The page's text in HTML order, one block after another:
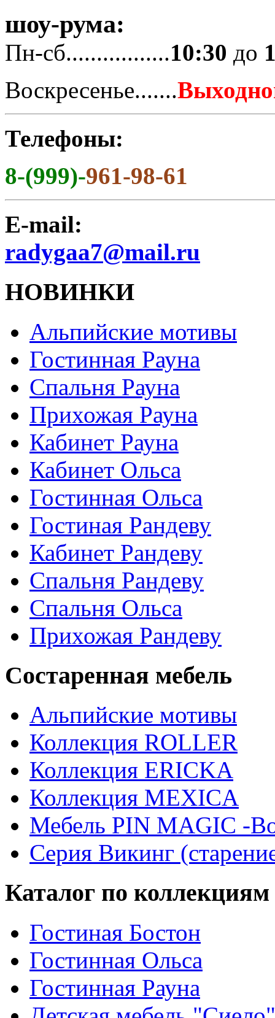
шоу-рума:
Пн-сб.................10:30 до
Воскресенье.......
Телефоны:
8-(999)-961-98-61
E-mail:
radygaa7@mail.ru
НОВИНКИ
Альпийские мотивы
Гостинная Рауна
Спальня Рауна
Прихожая Рауна
Кабинет Рауна
Кабинет Ольса
Гостинная Ольса
Гостиная Рандеву
Кабинет Рандеву
Спальня Рандеву
Спальня Ольса
Прихожая Рандеву
Состаренная мебель
Альпийские мотивы
Коллекция ROLLER
Коллекция ERICKA
Коллекция MEXICA
Мебель PIN MAGIС -
Серия Викинг
Каталог по коллекциям
Гостиная Бостон
Гостинная Ольса
Гостинная Рауна